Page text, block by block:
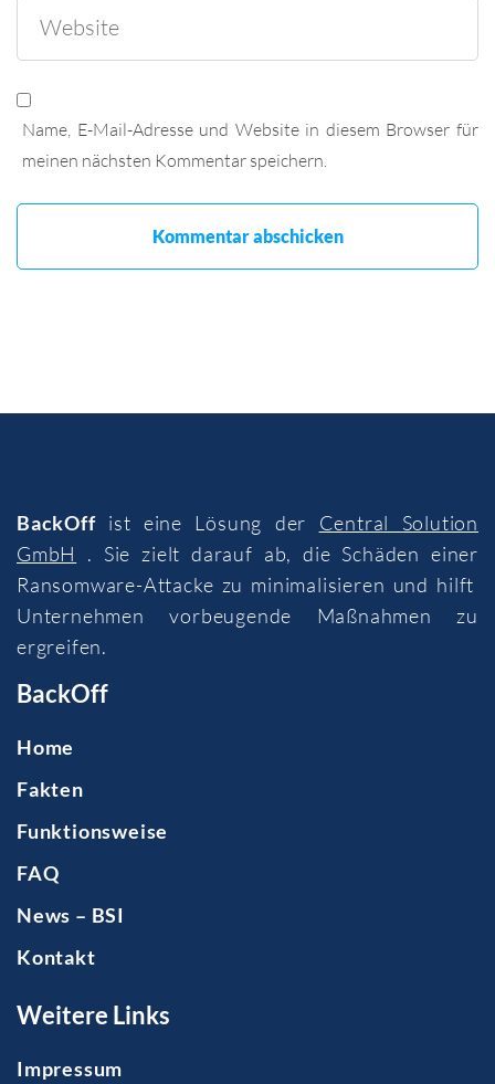
Name, E-Mail-Adresse und Website in diesem Browser für
meinen nächsten Kommentar speichern.
BackOffist eine Lösung der Central Solution
GmbH
. Sie zielt darauf ab, die Schäden einer
Ransomware-Attacke zu minimalisieren und hilft
Unternehmen vorbeugende Maßnahmen zu
ergreifen.
BackOff
Home
Fakten
Funktionsweise
FAQ
News – BSI
Kontakt
Weitere Links
Impressum